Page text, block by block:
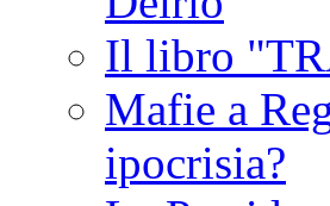
Il libro
Mafie a
ipocrisia?